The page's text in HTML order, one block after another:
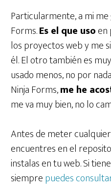
Particularmente, a mi
Forms.Es el que uso
los proyectos web y me
él. El otro también es
usado menos, no por
Ninja Forms,me he
me va muy bien, no lo
Antes de meter
encuentres en el
instalas en tu web. Si
siemprepuedes